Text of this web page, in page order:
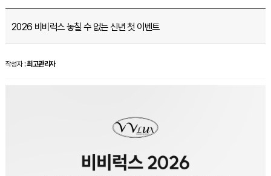
2026 비비럭스 놓칠 수 없는 신년 첫 이벤트
작성자 :최고관리자